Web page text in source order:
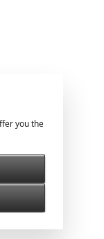
you the